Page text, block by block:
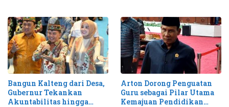
Bangun Kalteng dari Desa,
Gubernur Tekankan
Akuntabilitas hingga
Arton Dorong Penguatan
Guru sebagai Pilar Utama
Kemajuan Pendidikan